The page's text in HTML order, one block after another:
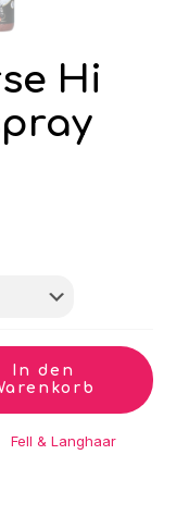
Hi
In den
Fell & Langhaar,